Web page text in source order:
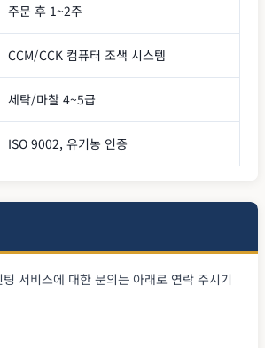
주문 후 1~2주
CCM/CCK 컴퓨터 조색 시스템
세탁/마찰 4~5급
ISO 9002, 유기농 인증
서비스에 대한 문의는 아래로 연락 주시기